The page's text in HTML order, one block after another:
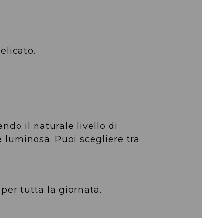
il naturale livello di
Puoi scegliere tra
tutta la giornata.